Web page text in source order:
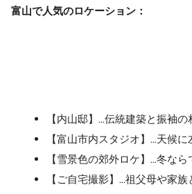
富山で人気のロケーション：
【内山邸】…伝統建築と振袖
【富山市内スタジオ】…天候
【雪景色の郊外ロケ】…冬な
【ご自宅撮影】…祖父母や家